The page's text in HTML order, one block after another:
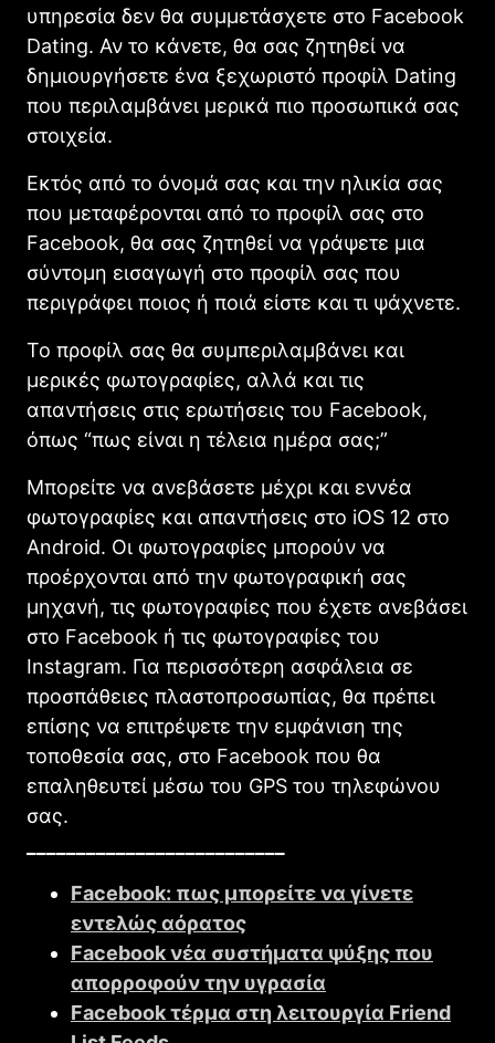
υπηρεσία δεν θα συμμετάσχετε στο Facebook
Dating. Αν το κάνετε, θα σας ζητηθεί να
δημιουργήσετε ένα ξεχωριστό προφίλ Dating
που περιλαμβάνει μερικά πιο προσωπικά σας
στοιχεία.
Εκτός από το όνομά σας και την ηλικία σας
που μεταφέρονται από το προφίλ σας στο
Facebook, θα σας ζητηθεί να γράψετε μια
σύντομη εισαγωγή στο προφίλ σας που
περιγράφει ποιος ή ποιά είστε και τι ψάχνετε.
Το προφίλ σας θα συμπεριλαμβάνει και
μερικές φωτογραφίες, αλλά και τις
απαντήσεις στις ερωτήσεις του Facebook,
όπως “πως είναι η τέλεια ημέρα σας;”
Μπορείτε να ανεβάσετε μέχρι και εννέα
φωτογραφίες και απαντήσεις στο iOS 12 στο
Android. Οι φωτογραφίες μπορούν να
προέρχονται από την φωτογραφική σας
μηχανή, τις φωτογραφίες που έχετε ανεβάσει
στο Facebook ή τις φωτογραφίες του
Instagram. Για περισσότερη ασφάλεια σε
προσπάθειες πλαστοπροσωπίας, θα πρέπει
επίσης να επιτρέψετε την εμφάνιση της
τοποθεσία σας, στο Facebook που θα
επαληθευτεί μέσω του GPS του τηλεφώνου
σας.
Facebοok: πως μπορείτε να γίνετε
εντελώς αόρατος
Facebοok νέα συστήματα ψύξης που
απορροφούν την υγρασία
Facebοok τέρμα στη λειτουργία Friend